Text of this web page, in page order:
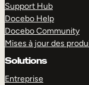
Support Hub
Docebo Help
Docebo Community
Mises à jour des
Solutions
Entreprise